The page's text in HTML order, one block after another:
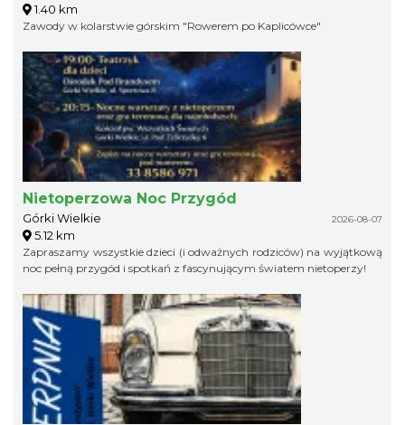
1.40 km
Zawody w kolarstwie górskim "Rowerem po Kaplicówce"
Nietoperzowa Noc Przygód
Górki Wielkie 2026-08-07
5.12 km
Zapraszamy wszystkie dzieci (i odważnych rodziców) na wyjątkową
noc pełną przygód i spotkań z fascynującym światem nietoperzy!